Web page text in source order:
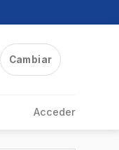
Cambiar
Acceder